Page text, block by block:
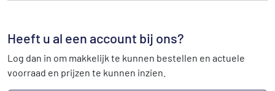
Heeft u al een account bij ons?
Log dan in om makkelijk te kunnen bestellen en actuele
voorraad en prijzen te kunnen inzien.